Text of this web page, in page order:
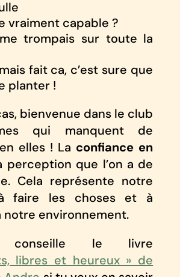
vraiment capable ?
trompais sur toute la
fait ca, c’est sure que
planter !
bienvenue dans le club
qui manquent de
elles ! La confiance en
perception que l’on a de
Cela représente notre
faire les choses et à
notre environnement.
le livre
libres et heureux » de